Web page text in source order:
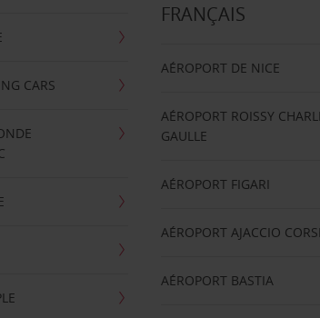
CARS
FRANÇAIS
AÉROPORT DE NICE
AÉROPORT ROISSY
GAULLE
AÉROPORT FIGARI
AÉROPORT AJACCIO
AÉROPORT BASTIA